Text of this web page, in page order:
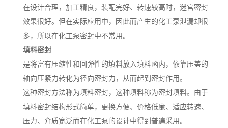
在设计合理，加工精良，装配完好、转速较高时，迷宫密封
效果很好。但在实际应用中，因此而产生的化工泵泄漏却很
多，所以在化工泵密封中不常用。
填料密封
是将富有压缩性和回弹性的填料放入填料函内，依靠压盖的
轴向压紧力转化为径向密封力，从而起到密封作用。
这种密封方法称为填料密封，这种填料称为密封填料。由于
填料密封结构形式简单，更换方便、价格低廉、适应转速、
压力、介质宽泛而在化工泵的设计中得到普遍采用。